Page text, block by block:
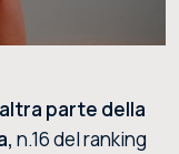
parte della
n.16 del ranking